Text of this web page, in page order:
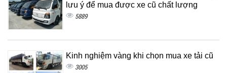
lưu ý để mua được xe cũ chất lượng
5889
Kinh nghiệm vàng khi chọn mua xe tải cũ
3005